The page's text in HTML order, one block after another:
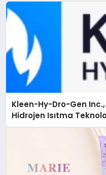
Kleen-Hy-Dro-Gen Inc.,
Hidrojen Isıtma
Düzenleyici Onaylarını